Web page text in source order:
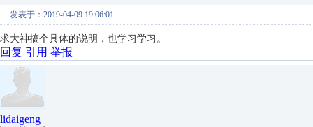
发表于：2019-04-09 19:06:01
求大神搞个具体的说明，也学习学习。
回复 引用 举报
lidaigeng